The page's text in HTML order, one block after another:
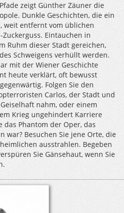
zeigt Günther Zäuner die
Dunkle Geschichten, die ein
weit entfernt vom üblichen
Eintauchen in
Ruhm dieser Stadt gereichen,
Schweigens verhüllt werden.
mit der Wiener Geschichte
heute verklärt, oft bewusst
Folgen Sie den
Carlos, der Stadt und
nahm, oder einem
Krieg ungehindert Karriere
das Phantom der Oper, das
war? Besuchen Sie jene Orte, die
ausstrahlen. Begeben
Sie Gänsehaut, wenn Sie